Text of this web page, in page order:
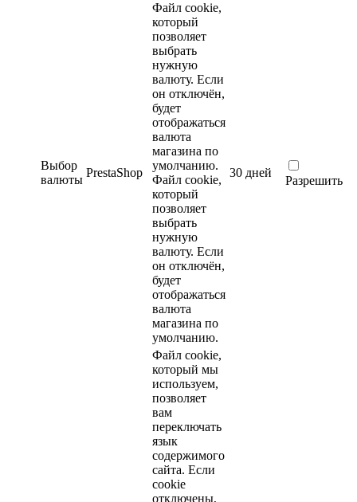
Выбор
валюты
PrestaShop
Файл cookie,
который
позволяет
выбрать
нужную
валюту. Если
он отключён,
будет
отображаться
валюта
магазина по
умолчанию.
Файл cookie,
который
позволяет
выбрать
нужную
валюту. Если
он отключён,
будет
отображаться
валюта
магазина по
умолчанию.
30 дней
Разрешить
Файл cookie,
который мы
используем,
позволяет
вам
переключать
язык
содержимого
сайта. Если
cookie
отключены,